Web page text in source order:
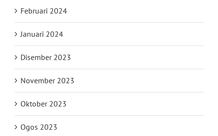
Februari 2024
Januari 2024
Disember 2023
November 2023
Oktober 2023
Ogos 2023